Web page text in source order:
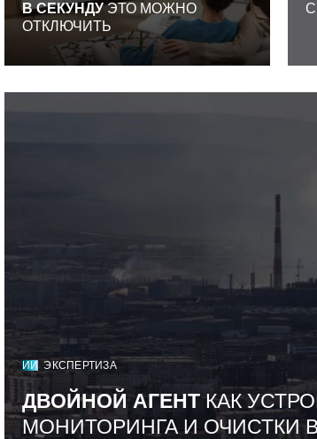
В СЕКУНДУЭТО МОЖНО
ОТКЛЮЧИТЬ
ИИ ЭКСПЕРТИЗА
ДВОЙНОЙ АГЕНТКАК
МОНИТОРИНГА И ОЧИСТКИ